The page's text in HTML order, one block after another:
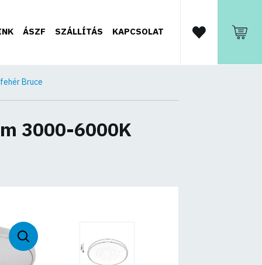
ÁSZF SZÁLLÍTÁS KAPCSOLAT
Bruce
3000-6000K